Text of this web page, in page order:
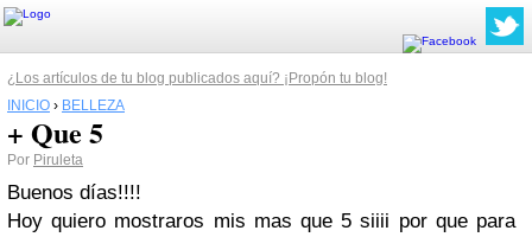
¿Los artículos de tu blog publicados aquí? ¡Propón tu blog!
INICIO › BELLEZA
+ Que 5
Por Piruleta
Buenos días!!!!
Hoy quiero mostraros mis mas que 5 siiii por que para